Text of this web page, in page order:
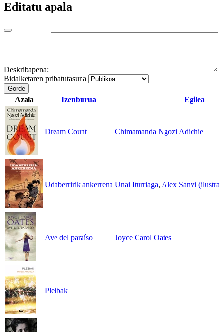
Editatu apala
Deskribapena:
Bidalketaren pribatutasuna
Gorde
Azala Izenburua Egilea
Dream Count Chimamanda Ngozi Adichie
Udaberririk ankerrena Unai Iturriaga, Alex Sanvi
Ave del paraíso Joyce Carol Oates
Pleibak